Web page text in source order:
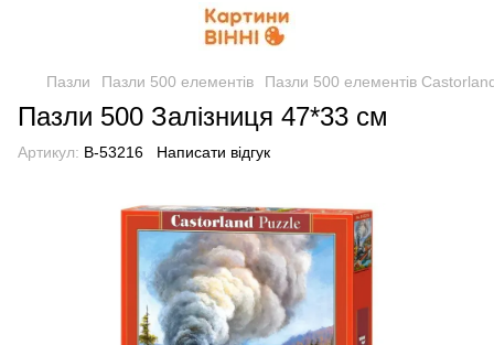
Пазли Пазли 500 елементів Пазли 500 елементів
Пазли 500 Залізниця 47*33 см
Артикул: B-53216 Написати відгук